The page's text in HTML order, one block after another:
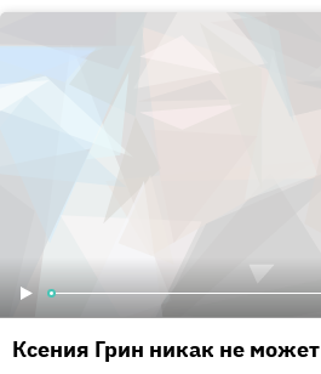
Ксения Грин никак не